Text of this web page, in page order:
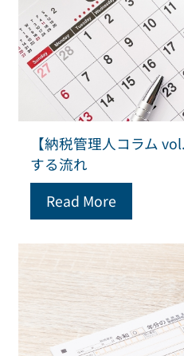
【納税管理人コラム
する流れ
Read More